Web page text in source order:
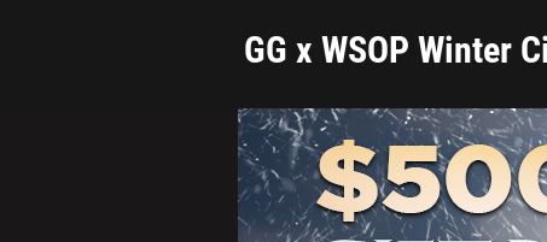
GG x WSOP Winter